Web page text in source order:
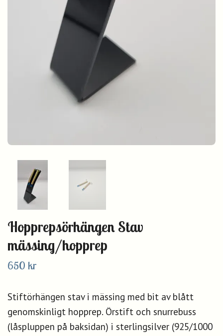
Hopprepsörhängen Stav
mässing/hopprep
650 kr
Stiftörhängen stav i mässing med bit av blått
genomskinligt hopprep. Örstift och snurrebuss
(låspluppen på baksidan) i sterlingsilver (925/1000